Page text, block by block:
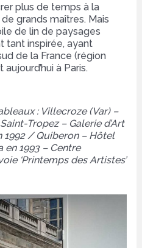
plus de temps à la
grands maîtres. Mais
de lin de paysages
tant inspirée, ayant
de la France (région
à Paris.
: Villecroze (Var) –
Tropez – Galerie d’Art
1992 / Quiberon – Hôtel
en 1993 – Centre
‘Printemps des Artistes’